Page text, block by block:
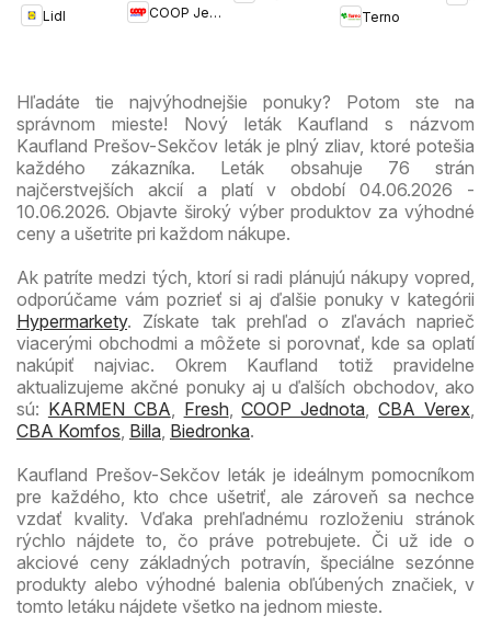
Lidl
ešte
COOP Jednota
Terno
Hľadáte tie najvýhodnejšie ponuky? Potom ste na
správnom mieste! Nový leták Kaufland s názvom
Kaufland Prešov-Sekčov leták je plný zliav, ktoré potešia
každého zákazníka. Leták obsahuje 76 strán
najčerstvejších akcií a platí v období 04.06.2026 -
10.06.2026. Objavte široký výber produktov za výhodné
ceny a ušetrite pri každom nákupe.
Ak patríte medzi tých, ktorí si radi plánujú nákupy vopred,
odporúčame vám pozrieť si aj ďalšie ponuky v kategórii
Hypermarkety. Získate tak prehľad o zľavách naprieč
viacerými obchodmi a môžete si porovnať, kde sa oplatí
nakúpiť najviac. Okrem Kaufland totiž pravidelne
aktualizujeme akčné ponuky aj u ďalších obchodov, ako
sú: KARMEN CBA, Fresh,COOP Jednota,CBA Verex,
CBA Komfos, Billa, Biedronka.
Kaufland Prešov-Sekčov leták je ideálnym pomocníkom
pre každého, kto chce ušetriť, ale zároveň sa nechce
vzdať kvality. Vďaka prehľadnému rozloženiu stránok
rýchlo nájdete to, čo práve potrebujete. Či už ide o
akciové ceny základných potravín, špeciálne sezónne
produkty alebo výhodné balenia obľúbených značiek, v
tomto letáku nájdete všetko na jednom mieste.